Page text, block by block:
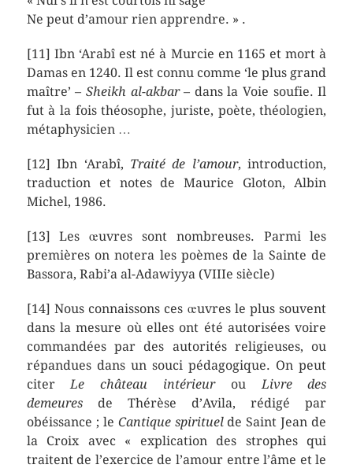
Ne peut d’amour rien apprendre. » .
[11] Ibn ‘Arabî est né à Murcie en 1165 et mort à
Damas en 1240. Il est connu comme ‘le plus grand
maître’ – Sheikh al-akbar– dans la Voie soufie. Il
fut à la fois théosophe, juriste, poète, théologien,
métaphysicien …
[12] Ibn ‘Arabî, Traité de l’amour, introduction,
traduction et notes de Maurice Gloton, Albin
Michel, 1986.
[13] Les œuvres sont nombreuses. Parmi les
premières on notera les poèmes de la Sainte de
Bassora, Rabi’a al-Adawiyya (VIIIe siècle)
[14] Nous connaissons ces œuvres le plus souvent
dans la mesure où elles ont été autorisées voire
commandées par des autorités religieuses, ou
répandues dans un souci pédagogique. On peut
citerLe château intérieurouLivre des
demeuresde Thérèse d’Avila, rédigé par
obéissance ; le Cantique spirituelde Saint Jean de
la Croix avec « explication des strophes qui
traitent de l’exercice de l’amour entre l’âme et le